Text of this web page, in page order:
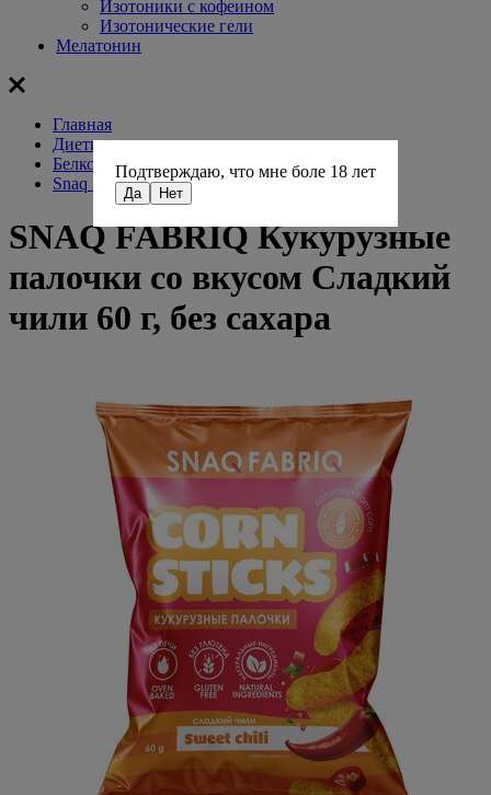
Изотоники с кофеином
Изотонические гели
Мелатонин
Главная
Диетическое питание
Белковые чипсы без сахара
Snaq Fabriq
SNAQ FABRIQ Кукурузные
палочки со вкусом Сладкий
чили 60 г, без сахара
Подтверждаю, что мне боле 18 лет
Да Нет